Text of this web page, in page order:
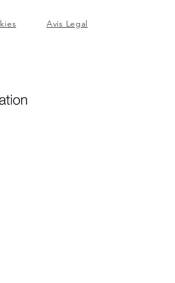
Casa Traveria
Avís Legal